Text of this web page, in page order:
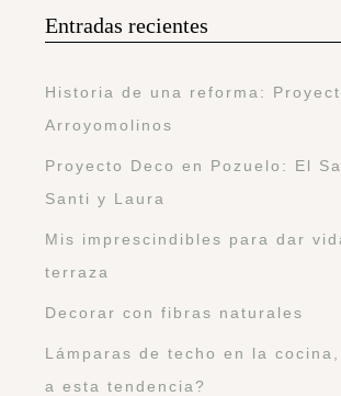
Entradas recientes
Historia de una reforma:
Arroyomolinos
Proyecto Deco en Pozuelo: El
Santi y Laura
Mis imprescindibles para dar
terraza
Decorar con fibras naturales
Lámparas de techo en la
a esta tendencia?